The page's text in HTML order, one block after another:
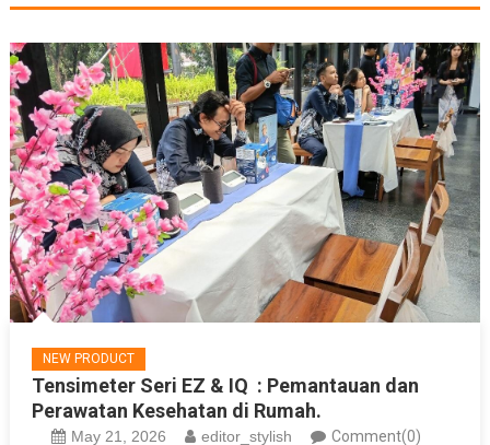
NEW PRODUCT
Tensimeter Seri EZ & IQ : Pemantauan dan
Perawatan Kesehatan di Rumah.
May 21, 2026 editor_stylish Comment(0)